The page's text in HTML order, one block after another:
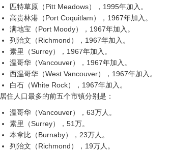
匹特草原（Pitt Meadows），1995年加入。
高贵林港（Port Coquitlam），1967年加入。
满地宝（Port Moody），1967年加入。
列治文（Richmond），1967年加入。
素里（Surrey），1967年加入。
温哥华（Vancouver），1967年加入。
西温哥华（West Vancouver），1967年加入。
白石（White Rock），1967年加入。
居住人口最多的前五个市镇分别是：
温哥华（Vancouver），63万人。
素里（Surrey），51万。
本拿比（Burnaby），23万人。
列治文（Richmond），19万人。